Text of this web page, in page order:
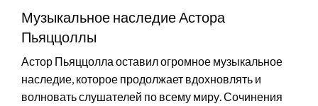
Музыкальное наследие Астора
Пьяццоллы
Астор Пьяццолла оставил огромное музыкальное
наследие, которое продолжает вдохновлять и
волновать слушателей по всему миру. Сочинения